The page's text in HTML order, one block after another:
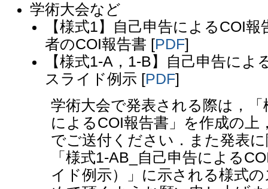
学術大会など
【様式1】自己申告によるCOI
者のCOI報告書 [PDF]
【様式1-A，1-B】自己申告によ
スライド例示 [PDF]
学術大会で発表される際は，「
によるCOI報告書」を作成の上
でご送付ください．また発表
「様式1-AB_自己申告による
イド例示）」に示される様式